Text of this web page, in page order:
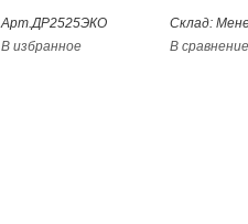
Арт.ДР2525ЭКО
Склад:
В избранное
В сравнение